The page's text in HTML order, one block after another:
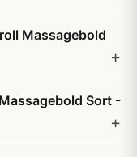
Massagebold
Sort -